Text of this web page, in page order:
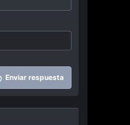
Enviar respuesta